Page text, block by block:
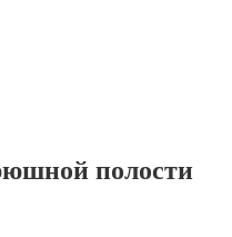
полости